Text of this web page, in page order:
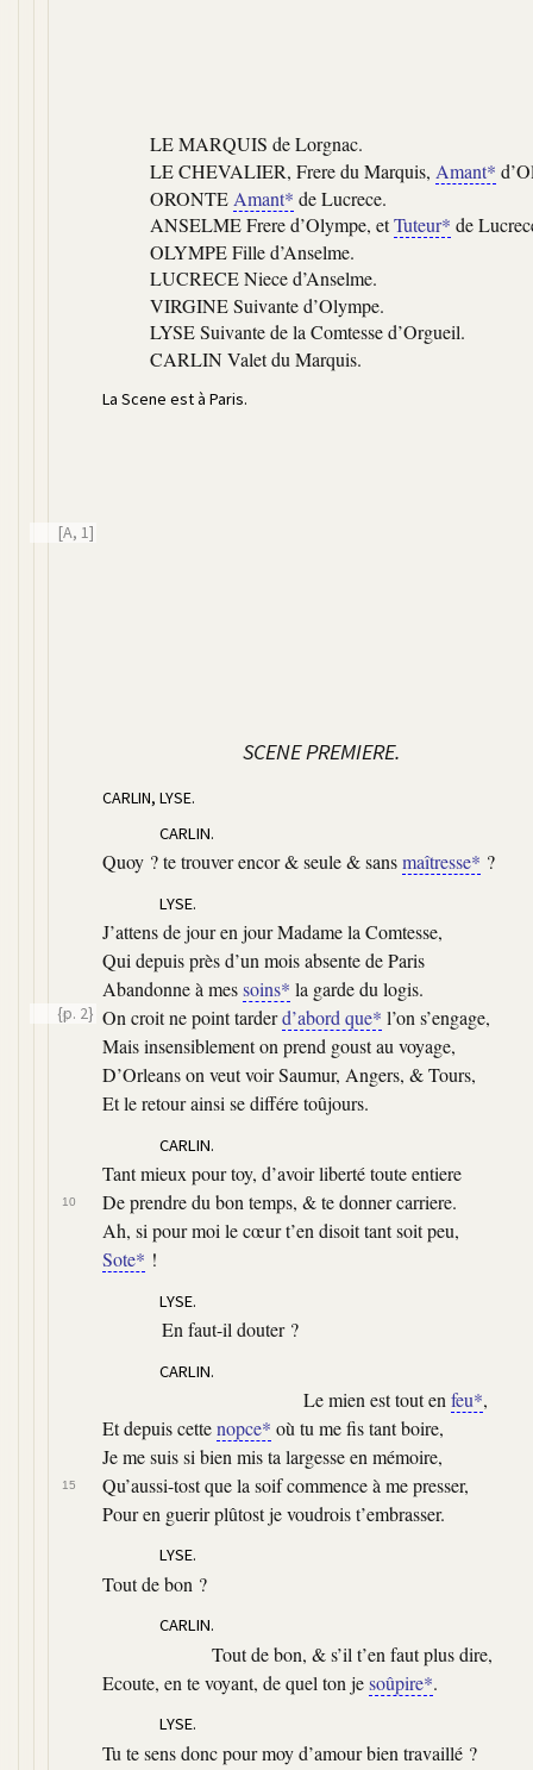
LE MARQUIS de Lorgnac.
LE CHEVALIER, Frere du Marquis, Amant*
ORONTE Amant* de Lucrece.
ANSELMEFrere d’Olympe, etTuteur* de
OLYMPEFille d’Anselme.
LUCRECENiece d’Anselme.
VIRGINESuivante d’Olympe.
LYSESuivante de la Comtesse d’Orgueil.
CARLINValet du Marquis.
La Scene est à Paris.
[A, 1]
SCENE PREMIERE.
CARLIN, LYSE.
CARLIN.
Quoy ? te trouver encor & seule & sansmaîtresse* ?
LYSE.
J’attens de jour en jour Madame la Comtesse,
Qui depuis près d’un mois absente de Paris
Abandonne à messoins* la garde du logis.
5 On croit ne point tarderd’abord que* l’on s’engage,
{p. 2}
Mais insensiblement on prend goust au voyage,
D’Orleans on veut voir Saumur, Angers, & Tours,
Et le retour ainsi se différe toûjours.
CARLIN.
Tant mieux pour toy, d’avoir liberté toute entiere
10
De prendre du bon temps, & te donner carriere.
Ah, si pour moi le cœur t’en disoit tant soit peu,
Sote* !
LYSE.
En faut-il douter ?
CARLIN.
Le mien est tout en feu*,
Et depuis cettenopce* où tu me fis tant boire,
Je me suis si bien mis ta largesse en mémoire,
15
Qu’aussi-tost que la soif commence à me presser,
Pour en guerir plûtost je voudrois t’embrasser.
LYSE.
Tout de bon ?
CARLIN.
Tout de bon, & s’il t’en faut plus dire,
Ecoute, en te voyant, de quel ton jesoûpire*.
LYSE.
Tu te sens donc pour moy d’amour bien travaillé ?